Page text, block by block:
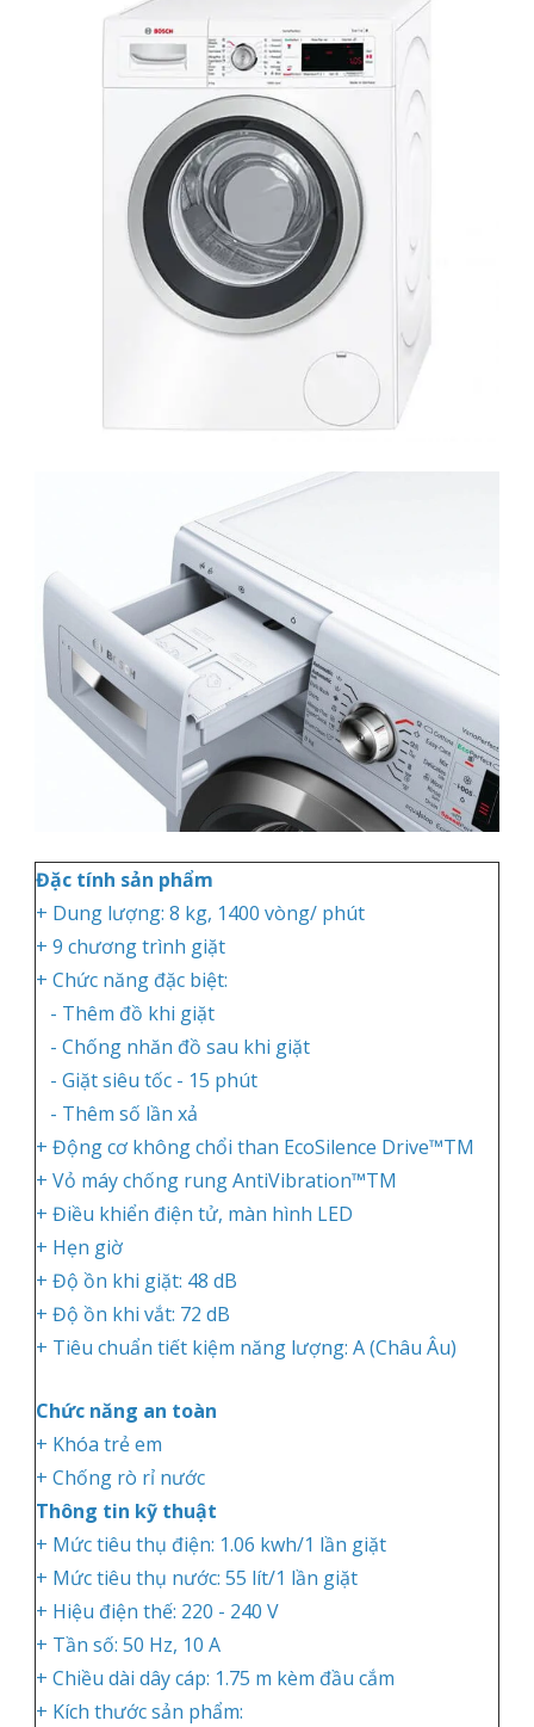
Đặc tính sản phẩm
+ Dung lượng: 8 kg, 1400 vòng/ phút
+ 9 chương trình giặt
+ Chức năng đặc biệt:
- Thêm đồ khi giặt
- Chống nhăn đồ sau khi giặt
- Giặt siêu tốc - 15 phút
- Thêm số lần xả
+ Động cơ không chổi than EcoSilence Drive™TM
+ Vỏ máy chống rung AntiVibration™TM
+ Điều khiển điện tử, màn hình LED
+ Hẹn giờ
+ Độ ồn khi giặt: 48 dB
+ Độ ồn khi vắt: 72 dB
+ Tiêu chuẩn tiết kiệm năng lượng: A (Châu Âu)
Chức năng an toàn
+ Khóa trẻ em
+ Chống rò rỉ nước
Thông tin kỹ thuật
+ Mức tiêu thụ điện: 1.06 kwh/1 lần giặt
+ Mức tiêu thụ nước: 55 lít/1 lần giặt
+ Hiệu điện thế: 220 - 240 V
+ Tần số: 50 Hz, 10 A
+ Chiều dài dây cáp: 1.75 m kèm đầu cắm
+ Kích thước sản phẩm: